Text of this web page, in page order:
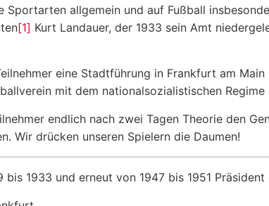
allgemein und auf Fußball
[1] Kurt Landauer, der 1933 sein Amt
eine Stadtführung in Frankfurt am
mit dem nationalsozialistischen Regime
endlich nach zwei Tagen Theorie den
Wir drücken unseren Spielern die Daumen!
bis 1933 und erneut von 1947 bis 1951